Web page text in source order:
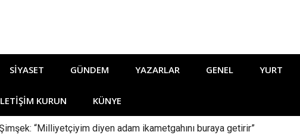
SIYASET GÜNDEM YAZARLAR GENEL YURT
KURUN KÜNYE
“Milliyetçiyim diyen adam ikametgahını buraya getirir”